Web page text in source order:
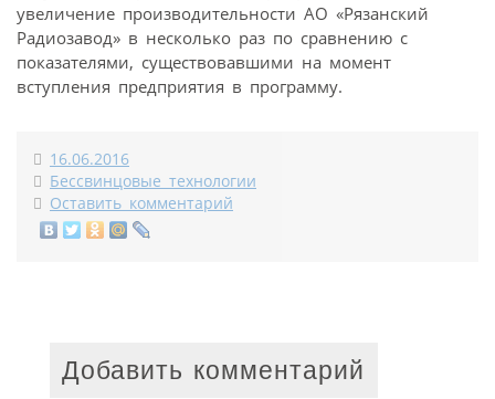
увеличение производительности АО «Рязанский
Радиозавод» в несколько раз по сравнению с
показателями, существовавшими на момент
вступления предприятия в программу.
16.06.2016
Бессвинцовые технологии
Оставить комментарий
Добавить комментарий